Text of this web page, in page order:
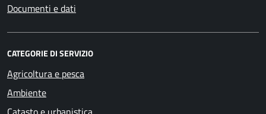
Documenti e dati
CATEGORIE DI SERVIZIO
Agricoltura e pesca
Ambiente